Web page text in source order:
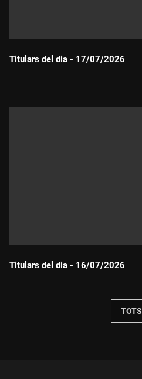
Titulars del dia - 17/07/2026
Titulars del dia - 16/07/2026
TOTS